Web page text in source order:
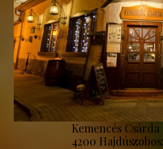
Kemencés Csárda
4200